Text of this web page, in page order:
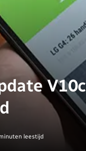
V10c
leestijd